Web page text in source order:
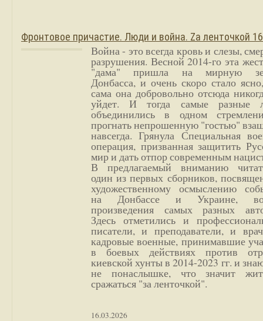
Фронтовое причастие. Люди и война. Zа ленточкой
Война - это всегда кровь и слезы,
разрушения. Весной 2014-го эта
"дама" пришла на мирную
Донбасса, и очень скоро стало
сама она добровольно отсюда
уйдет. И тогда самые разные
объединились в одном
прогнать непрошенную "гостью"
навсегда. Грянула Специальная
операция, призванная защитить
мир и дать отпор современным
В предлагаемый вниманию
один из первых сборников,
художественному осмыслению
на Донбассе и Украине,
произведения самых разных
Здесь отметились и
писатели, и преподаватели, и
кадровые военные, принимавшие
в боевых действиях против
киевской хунты в 2014-2023 гг. и
не понаслышке, что значит
сражаться "за ленточкой".
16.03.2026